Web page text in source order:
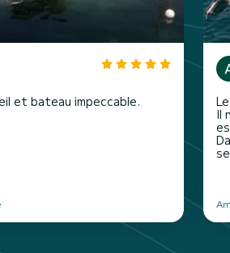
et bateau impeccable.
Il